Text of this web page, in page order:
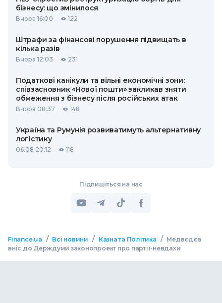
бізнесу: що змінилося
Вчора 16:00 122
Штрафи за фінансові порушення підвищать в
кілька разів
Вчора 12:03 231
Податкові канікули та вільні економічні зони:
співзасновник «Нової пошти» закликав зняти
обмеження з бізнесу після російських атак
Вчора 08:37 148
Україна та Румунія розвиватимуть альтернативну
логістику
06.08 20:12 118
Підпишіться на нас
Finance.ua / Всі новини / Казна та Політика / Медвєдєв
вніс до Держдуми законопроект про партії-невдахи